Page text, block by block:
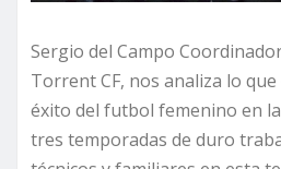
Sergio del Campo
Torrent CF, nos analiza lo
éxito del futbol femenino en
tres temporadas de duro